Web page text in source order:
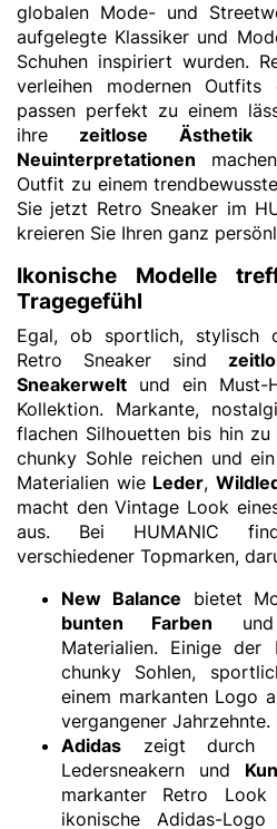
globalen Mode- und
aufgelegte Klassiker und
Schuhen inspiriert wurden.
verleihen modernen
passen perfekt zu einem
ihre zeitlose
Neuinterpretationen
Outfit zu einem
Sie jetzt Retro Sneaker im
kreieren Sie Ihren ganz
Ikonische Modelle
Tragegefühl
Egal, ob sportlich, stylisch
Retro Sneaker sind
Sneakerwelt und ein Must-
Kollektion. Markante,
flachen Silhouetten bis hin
chunky Sohle reichen und
Materialien wie Leder,
macht den Vintage Look
aus. Bei HUMANIC
verschiedener Topmarken,
New Balance bietet
bunten Farben und
Materialien. Einige der
chunky Sohlen,
einem markanten Logo
vergangener Jahrzehnte.
Adidas zeigt durch
Ledersneakern und
markanter Retro
ikonische Adidas-